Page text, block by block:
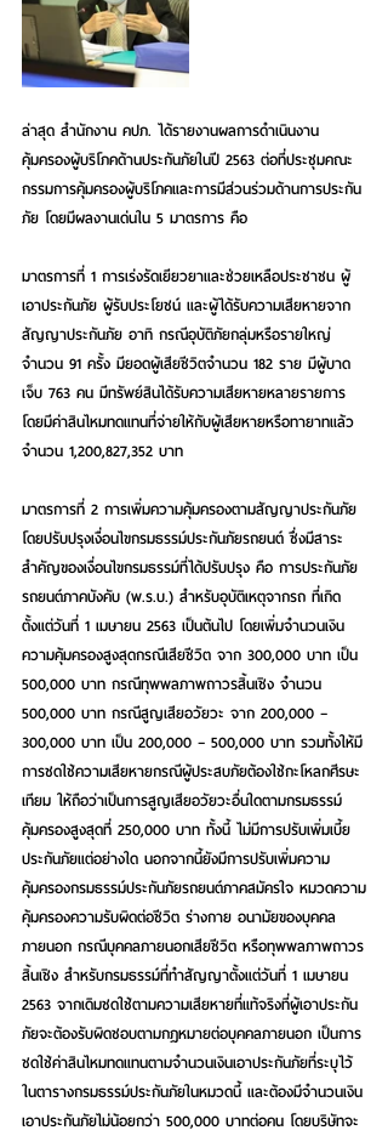
ล่าสุด สำนักงาน คปภ. ได้รายงานผลการดำเนินงาน
คุ้มครองผู้บริโภคด้านประกันภัยในปี 2563 ต่อที่ประชุมคณะ
กรรมการคุ้มครองผู้บริโภคและการมีส่วนร่วมด้านการประกัน
ภัย โดยมีผลงานเด่นใน 5 มาตรการ คือ
มาตรการที่ 1 การเร่งรัดเยียวยาและช่วยเหลือประชาชน ผู้
เอาประกันภัย ผู้รับประโยชน์ และผู้ได้รับความเสียหายจาก
สัญญาประกันภัย อาทิ กรณีอุบัติภัยกลุ่มหรือรายใหญ่
จำนวน 91 ครั้ง มียอดผู้เสียชีวิตจำนวน 182 ราย มีผู้บาด
เจ็บ 763 คน มีทรัพย์สินได้รับความเสียหายหลายรายการ
โดยมีค่าสินไหมทดแทนที่จ่ายให้กับผู้เสียหายหรือทายาทแล้ว
จำนวน 1,200,827,352 บาท
มาตรการที่ 2 การเพิ่มความคุ้มครองตามสัญญาประกันภัย
โดยปรับปรุงเงื่อนไขกรมธรรม์ประกันภัยรถยนต์ ซึ่งมีสาระ
สำคัญของเงื่อนไขกรมธรรม์ที่ได้ปรับปรุง คือ การประกันภัย
รถยนต์ภาคบังคับ (พ.ร.บ.) สำหรับอุบัติเหตุจากรถ ที่เกิด
ตั้งแต่วันที่ 1 เมษายน 2563 เป็นต้นไป โดยเพิ่มจำนวนเงิน
ความคุ้มครองสูงสุดกรณีเสียชีวิต จาก 300,000 บาท เป็น
500,000 บาท กรณีทุพพลภาพถาวรสิ้นเชิง จำนวน
500,000 บาท กรณีสูญเสียอวัยวะ จาก 200,000 –
300,000 บาท เป็น 200,000 – 500,000 บาท รวมทั้งให้มี
การชดใช้ความเสียหายกรณีผู้ประสบภัยต้องใช้กะโหลกศีรษะ
เทียม ให้ถือว่าเป็นการสูญเสียอวัยวะอื่นใดตามกรมธรรม์
คุ้มครองสูงสุดที่ 250,000 บาท ทั้งนี้ ไม่มีการปรับเพิ่มเบี้ย
ประกันภัยแต่อย่างใด นอกจากนี้ยังมีการปรับเพิ่มความ
คุ้มครองกรมธรรม์ประกันภัยรถยนต์ภาคสมัครใจ หมวดความ
คุ้มครองความรับผิดต่อชีวิต ร่างกาย อนามัยของบุคคล
ภายนอก กรณีบุคคลภายนอกเสียชีวิต หรือทุพพลภาพถาวร
สิ้นเชิง สำหรับกรมธรรม์ที่ทำสัญญาตั้งแต่วันที่ 1 เมษายน
2563 จากเดิมชดใช้ตามความเสียหายที่แท้จริงที่ผู้เอาประกัน
ภัยจะต้องรับผิดชอบตามกฎหมายต่อบุคคลภายนอก เป็นการ
ชดใช้ค่าสินไหมทดแทนตามจำนวนเงินเอาประกันภัยที่ระบุไว้
ในตารางกรมธรรม์ประกันภัยในหมวดนี้ และต้องมีจำนวนเงิน
เอาประกันภัยไม่น้อยกว่า 500,000 บาทต่อคน โดยบริษัทจะ